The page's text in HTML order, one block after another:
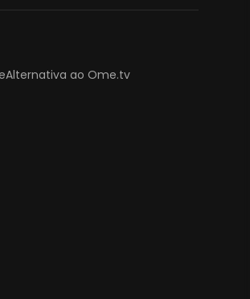
Alternativa ao Ome.tv